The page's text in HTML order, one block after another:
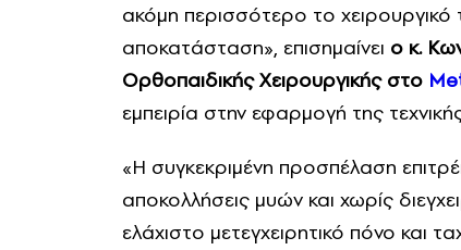
ακόμη περισσότερο το χειρουργικό
αποκατάσταση», επισημαίνει ο κ.
Ορθοπαιδικής Χειρουργικής στο
εμπειρία στην εφαρμογή της
«Η συγκεκριμένη προσπέλαση
αποκολλήσεις μυών και χωρίς
ελάχιστο μετεγχειρητικό πόνο και